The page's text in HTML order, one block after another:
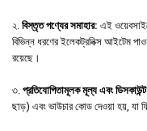
২. বিস্তৃত পণ্যের সমাহার: এই
বিভিন্ন ধরণের ইলেকট্রনিক্স আইটেম
রয়েছে।
৩. প্রতিযোগিতামূলক মূল্য এবং
ছাড়) এবং ভাউচার কোড দেওয়া হয়, যা